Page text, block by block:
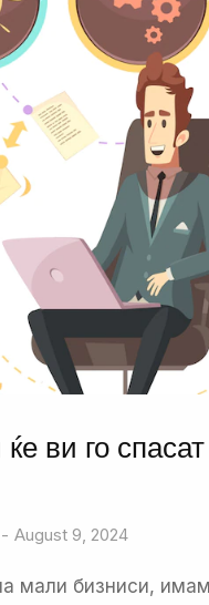
ви го
August 9, 2024
мали бизниси,